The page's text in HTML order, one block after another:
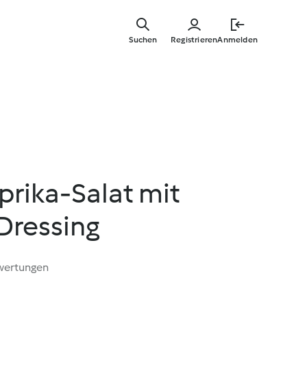
RegistrierenAnmelden
Suchen
Salat mit